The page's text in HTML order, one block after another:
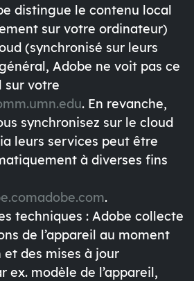
distingue le contenu local
sur votre ordinateur)
(synchronisé sur leurs
Adobe ne voit pas ce
sur votre
. En revanche,
synchronisez sur le cloud
leurs services peut être
à diverses fins
adobe.com.
techniques : Adobe collecte
de l’appareil au moment
et des mises à jour
ex. modèle de l’appareil,